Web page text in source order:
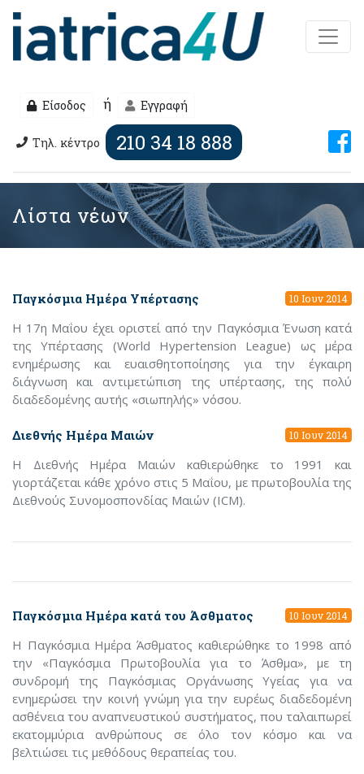
Είσοδος ή Εγγραφή
Τηλ. κέντρο 210 34 18 888
Λίστα νέων
Παγκόσμια Ημέρα Υπέρτασης 10 Ιουν 2014
Η 17η Μαΐου έχει οριστεί από την Παγκόσμια Ένωση κατά
της Υπέρτασης (World Hypertension League) ως μέρα
ενημέρωσης και ευαισθητοποίησης για την έγκαιρη
διάγνωση και αντιμετώπιση της υπέρτασης, της πολύ
διαδεδομένης αυτής «σιωπηλής» νόσου.
Διεθνής Ημέρα Μαιών 10 Ιουν 2014
Η Διεθνής Ημέρα Μαιών καθιερώθηκε το 1991 και
γιορτάζεται κάθε χρόνο στις 5 Μαΐου, με πρωτοβουλία της
Διεθνούς Συνομοσπονδίας Μαιών (ICM).
Παγκόσμια Ημέρα κατά του Άσθματος 10 Ιουν 2014
Η Παγκόσμια Ημέρα Άσθματος καθιερώθηκε το 1998 από
την «Παγκόσμια Πρωτοβουλία για το Άσθμα», με τη
συνδρομή της Παγκόσμιας Οργάνωσης Υγείας για να
ενημερώσει την κοινή γνώμη για την ευρέως διαδεδομένη
ασθένεια του αναπνευστικού συστήματος, που ταλαιπωρεί
εκατομμύρια ανθρώπους σε όλο τον κόσμο και να
βελτιώσει τις μεθόδους θεραπείας του.